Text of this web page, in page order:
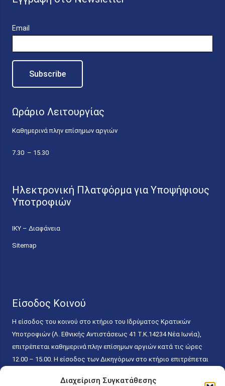
Διαχείριση Συγκατάθεσης
Email
Ωράριο Λειτουργίας
Καθημερινά πλην επίσημων αργιών
7.30 – 15.30
Ηλεκτρονική Πλατφόρμα για Υποψήφιους
Υποτροφιών
ΙΚΥ – Διαφάνεια
Sitemap
Είσοδος Κοινού
Η είσοδος του κοινού στο κτήριο του Ιδρύματος Κρατικών
Υποτροφιών (Λ. Εθνικής Αντιστάσεως 41 T.K.14234 Νέα Ιωνία),
επιτρέπεται καθημερινά πλην επίσημων αργιών κατά τις ώρες
12.00 – 15.00. Η είσοδος των Δικηγόρων στο κτήριο επιτρέπεται
κάθε εργάσιμη ημέρα και ώρα χωρίς κανέναν χρονικό ή άλλο